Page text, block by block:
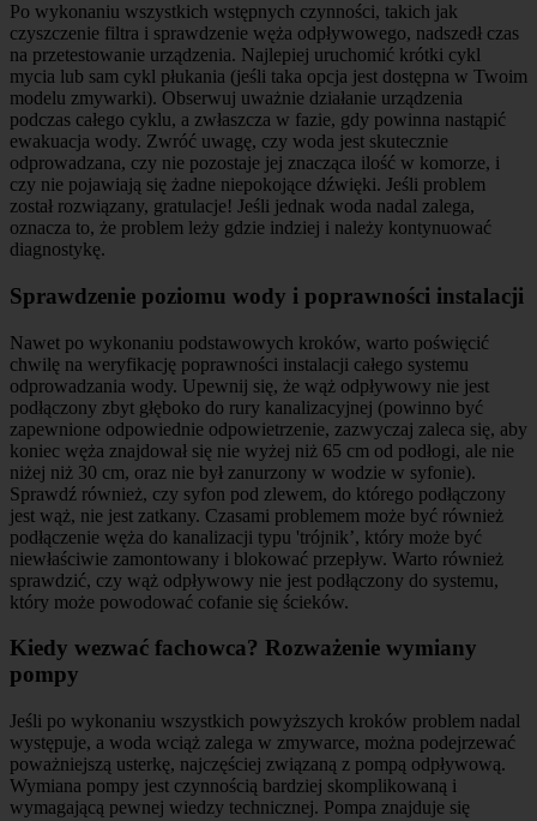
Po wykonaniu wszystkich wstępnych czynności, takich jak
czyszczenie filtra i sprawdzenie węża odpływowego, nadszedł czas
na przetestowanie urządzenia. Najlepiej uruchomić krótki cykl
mycia lub sam cykl płukania (jeśli taka opcja jest dostępna w Twoim
modelu zmywarki). Obserwuj uważnie działanie urządzenia
podczas całego cyklu, a zwłaszcza w fazie, gdy powinna nastąpić
ewakuacja wody. Zwróć uwagę, czy woda jest skutecznie
odprowadzana, czy nie pozostaje jej znacząca ilość w komorze, i
czy nie pojawiają się żadne niepokojące dźwięki. Jeśli problem
został rozwiązany, gratulacje! Jeśli jednak woda nadal zalega,
oznacza to, że problem leży gdzie indziej i należy kontynuować
diagnostykę.
Sprawdzenie poziomu wody i poprawności instalacji
Nawet po wykonaniu podstawowych kroków, warto poświęcić
chwilę na weryfikację poprawności instalacji całego systemu
odprowadzania wody. Upewnij się, że wąż odpływowy nie jest
podłączony zbyt głęboko do rury kanalizacyjnej (powinno być
zapewnione odpowiednie odpowietrzenie, zazwyczaj zaleca się, aby
koniec węża znajdował się nie wyżej niż 65 cm od podłogi, ale nie
niżej niż 30 cm, oraz nie był zanurzony w wodzie w syfonie).
Sprawdź również, czy syfon pod zlewem, do którego podłączony
jest wąż, nie jest zatkany. Czasami problemem może być również
podłączenie węża do kanalizacji typu 'trójnik’, który może być
niewłaściwie zamontowany i blokować przepływ. Warto również
sprawdzić, czy wąż odpływowy nie jest podłączony do systemu,
który może powodować cofanie się ścieków.
Kiedy wezwać fachowca? Rozważenie wymiany
pompy
Jeśli po wykonaniu wszystkich powyższych kroków problem nadal
występuje, a woda wciąż zalega w zmywarce, można podejrzewać
poważniejszą usterkę, najczęściej związaną z pompą odpływową.
Wymiana pompy jest czynnością bardziej skomplikowaną i
wymagającą pewnej wiedzy technicznej. Pompa znajduje się